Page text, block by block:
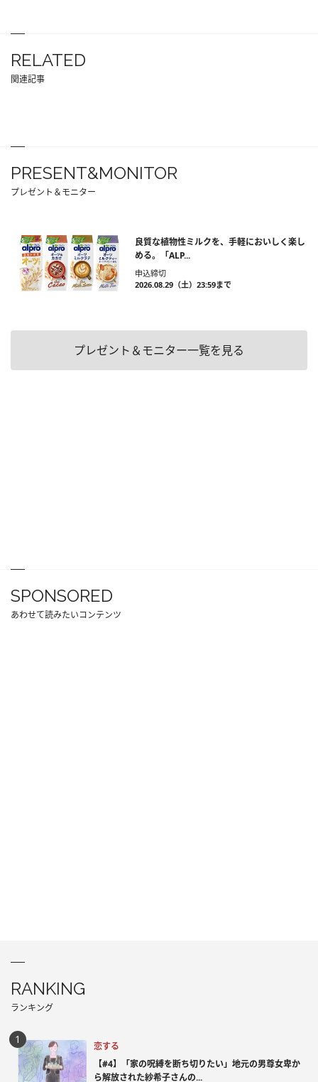
RELATED
関連記事
PRESENT&MONITOR
プレゼント＆モニター
良質な植物性ミルクを、手軽においしく楽し
める。「ALP...
申込締切
2026.08.29（土）23:59まで
プレゼント＆モニター一覧を見る
SPONSORED
あわせて読みたいコンテンツ
RANKING
ランキング
恋する
【#4】「家の呪縛を断ち切りたい」地元の男尊女卑か
ら解放された紗希子さんの...